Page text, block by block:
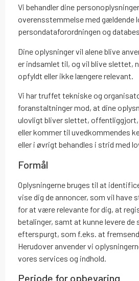
Vi behandler dine
overensstemmelse med gældende
persondataforordningen og
Dine oplysninger vil alene blive
er indsamlet til, og vil blive slettet,
opfyldt eller ikke længere relevant.
Vi har truffet tekniske og
foranstaltninger mod, at dine
ulovligt bliver slettet,
eller kommer til uvedkommendes
eller i øvrigt behandles i strid med
Formål
Oplysningerne bruges til at
vise dig de annoncer, som vil have
for at være relevante for dig, at
betalinger, samt at kunne levere de
efterspurgt, som f.eks. at
Herudover anvender vi
vores services og indhold.
Periode for opbevaring